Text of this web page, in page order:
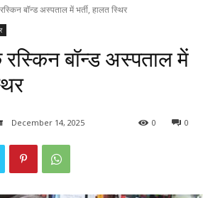
बॉन्ड अस्पताल में भर्ती, हालत स्थिर
बॉन्ड अस्पताल में
December 14, 2025 0
0